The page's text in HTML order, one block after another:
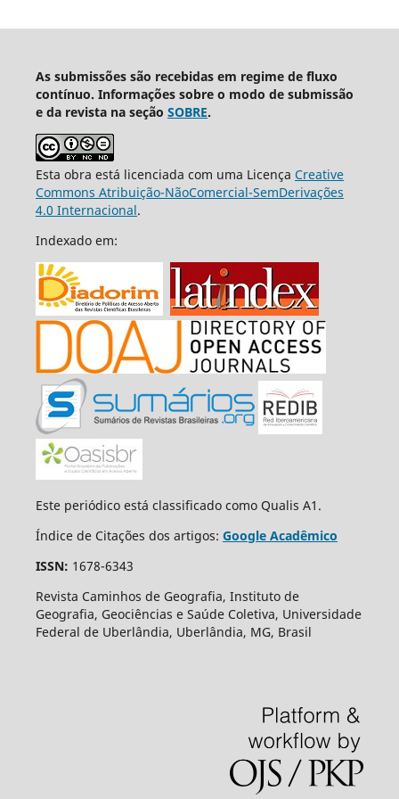
As submissões são recebidas em regime de fluxo
contínuo. Informações sobre o modo de submissão
e da revista na seção SOBRE.
Esta obra está licenciada com uma Licença Creative
Commons Atribuição-NãoComercial-SemDerivações
4.0 Internacional.
Indexado em:
Este periódico está classificado como Qualis A1.
Índice de Citações dos artigos: Google Acadêmico
ISSN: 1678-6343
Revista Caminhos de Geografia, Instituto de
Geografia, Geociências e Saúde Coletiva, Universidade
Federal de Uberlândia, Uberlândia, MG, Brasil